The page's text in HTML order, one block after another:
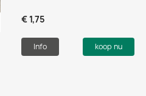
€ 1,75
Info koop nu